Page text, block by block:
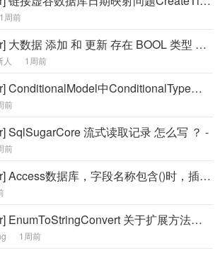
1周前
[SqlSugar] 大数据 添加 和 更新 存在 BOOL 类型 设置数据 true false 没有生效 数据值默认都是 0 -
1周前
[SqlSugar] ConditionalModel中ConditionalType为InLike 的时候生成sql异常 -
前
SqlSugarCore 流式读取记录 怎么写 ？ -
前
[SqlSugar] Access数据库，字段名称包含()时，插入失败 -
[SqlSugar] EnumToStringConvert 关于扩展方法的使用存在转换问题 -
1周前